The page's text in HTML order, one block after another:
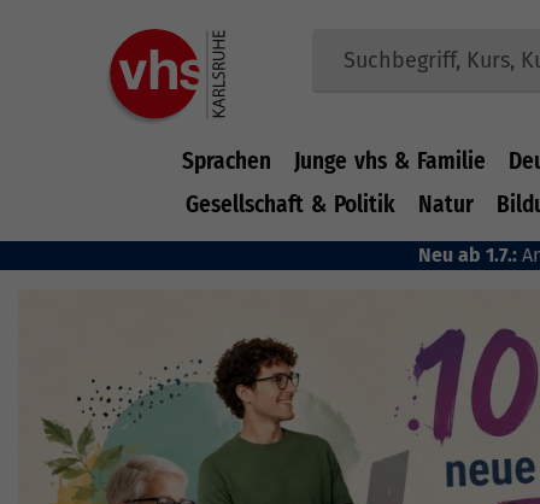
Sprachen Junge vhs & Familie
Gesellschaft & Politik
Natur
Neu ab 1.7.: